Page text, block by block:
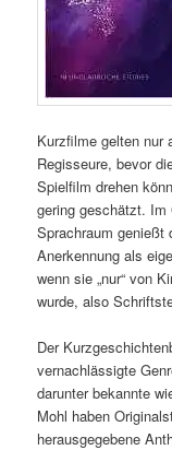
Kurzfilme gelten nur
Regisseure, bevor
Spielfilm drehen
gering geschätzt. Im
Sprachraum genießt
Anerkennung als
wenn sie „nur“ von
wurde, also
Der
vernachlässigte
darunter bekannte
Mohl haben
herausgegebene